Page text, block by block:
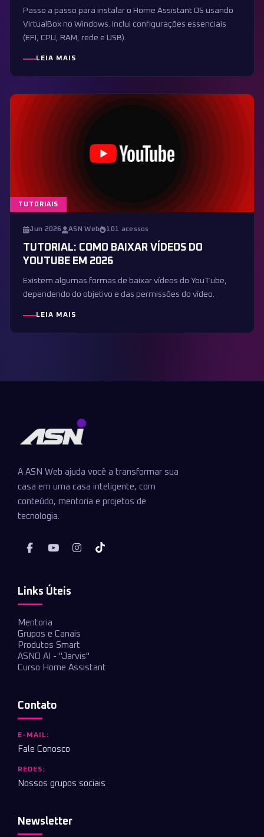
Passo a passo para instalar o Home Assistant OS usando
VirtualBox no Windows. Inclui configurações essenciais
(EFI, CPU, RAM, rede e USB).
LEIA MAIS
TUTORIAIS
Jun 2026 ASN Web 101 acessos
TUTORIAL: COMO BAIXAR VÍDEOS DO
YOUTUBE EM 2026
Existem algumas formas de baixar vídeos do YouTube,
dependendo do objetivo e das permissões do vídeo.
LEIA MAIS
A ASN Web ajuda você a transformar sua
casa em uma casa inteligente, com
conteúdo, mentoria e projetos de
tecnologia.
Links Úteis
Mentoria
Grupos e Canais
Produtos Smart
ASNO AI - "Jarvis"
Curso Home Assistant
Contato
E-MAIL:
Fale Conosco
REDES:
Nossos grupos sociais
Newsletter